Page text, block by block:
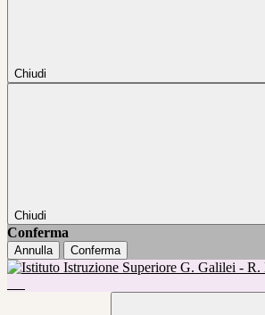
Chiudi
Chiudi
Conferma
Annulla Conferma